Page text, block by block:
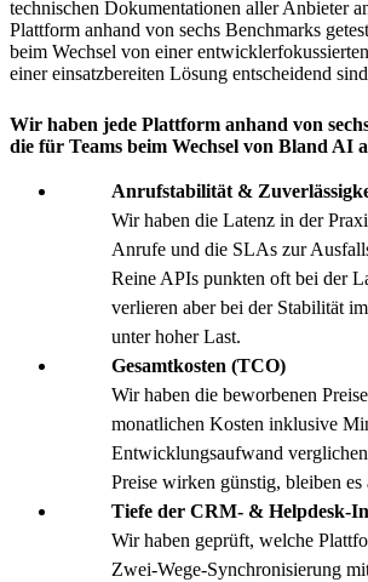
technischen Dokumentationen aller Anbieter
Plattform anhand von sechs Benchmarks
beim Wechsel von einer
einer einsatzbereiten Lösung entscheidend
Wir haben jede Plattform anhand von
die für Teams beim Wechsel von Bland AI
Anrufstabilität &
Wir haben die Latenz in der
Anrufe und die SLAs zur
Reine APIs punkten oft bei der
verlieren aber bei der Stabilität
unter hoher Last.
Gesamtkosten (TCO)
Wir haben die beworbenen
monatlichen Kosten inklusive
Entwicklungsaufwand
Preise wirken günstig, bleiben es
Tiefe der CRM- & Helpdesk-
Wir haben geprüft, welche
Zwei-Wege-Synchronisierung